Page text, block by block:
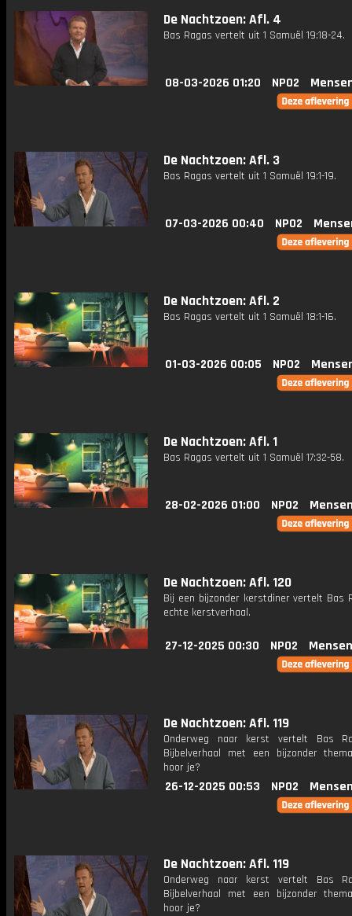
De Nachtzoen: Afl. 4
Bas Ragas vertelt uit 1 Samuël 19:18-24.
08-03-2026 01:20 NPO2
De Nachtzoen: Afl. 3
Bas Ragas vertelt uit 1 Samuël 19:1-19.
07-03-2026 00:40 NPO2
De Nachtzoen: Afl. 2
Bas Ragas vertelt uit 1 Samuël 18:1-16.
01-03-2026 00:05 NPO2
De Nachtzoen: Afl. 1
Bas Ragas vertelt uit 1 Samuël 17:32-58.
28-02-2026 01:00 NPO2
De Nachtzoen: Afl. 120
Bij een bijzonder kerstdiner vertelt Bas
echte kerstverhaal.
27-12-2025 00:30 NPO2
De Nachtzoen: Afl. 119
Onderweg naar kerst vertelt Bas
Bijbelverhaal met een bijzonder
hoor je?
26-12-2025 00:53 NPO2
De Nachtzoen: Afl. 119
Onderweg naar kerst vertelt Bas
Bijbelverhaal met een bijzonder
hoor je?